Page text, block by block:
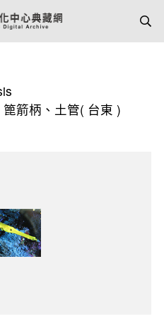
箭柄、土管( 台東 )